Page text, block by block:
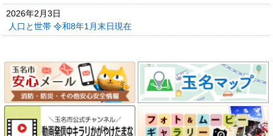
2026年2月3日
人口と世帯 令和8年1月末日現在